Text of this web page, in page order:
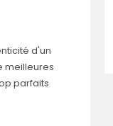
d'un
meilleures
parfaits